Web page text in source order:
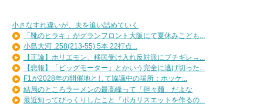
小さなすれ違いが、夫を追い詰めていく
「靴のヒラキ」がグランフロント大阪にて夏休みこども...
小島大河 .258(213-55) 5本 22打点...
【正論】ホリエモン、移民受け入れ反対派にブチギレ→...
【悲報】「ビッグモーター」とかいう完全に逃げ切った...
F1が2028年の開催地として協議中の場所：ホッケ...
結局のところラーメンの最高峰って「担々麺」だよな
最近知ってびっくりしたこと『ポカリスエットを作るの...